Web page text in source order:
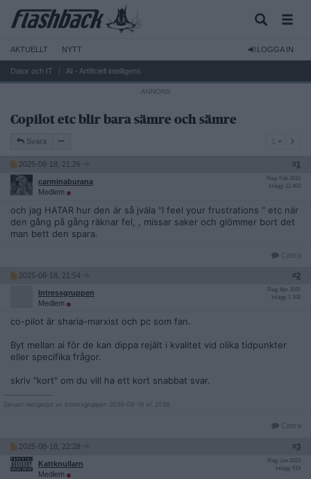
AKTUELLT NYTT LOGGA IN
Dator och IT AI - Artificiell intelligens
Copilot etc blir bara sämre och sämre
Svara
2025-08-18, 21:26 #1
carminaburana
Medlem
Reg: Feb 2015
Inlägg: 12 403
och jag HATAR hur den är så jväla "I feel your frustrations " etc när
den gång på gång räknar fel, , missar saker och glömmer bort det
man bett den spara.
Citera
2025-08-18, 21:54 #2
Intressgruppen
Medlem
Reg: Apr 2025
Inlägg: 1 100
co-pilot är sharia-marxist och pc som fan.
Byt mellan ai för de kan dippa rejält i kvalitet vid olika tidpunkter
eller specifika frågor.
skriv "kort" om du vill ha ett kort snabbat svar.
Senast redigerad av Intressgruppen 2025-08-18 kl. 21:56.
Citera
2025-08-18, 22:28 #3
Kattknullarn
Medlem
Reg: Jun 2023
Inlägg: 519